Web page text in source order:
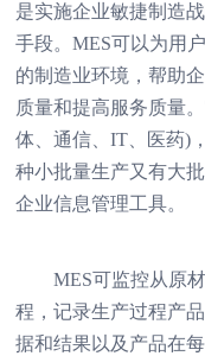
是实施企业敏捷制造
手段。MES可以为用
的制造业环境，帮助
质量和提高服务质量
体、通信、IT、医药)
种小批量生产又有大
企业信息管理工具。
MES可监控从原材
程，记录生产过程产
据和结果以及产品在